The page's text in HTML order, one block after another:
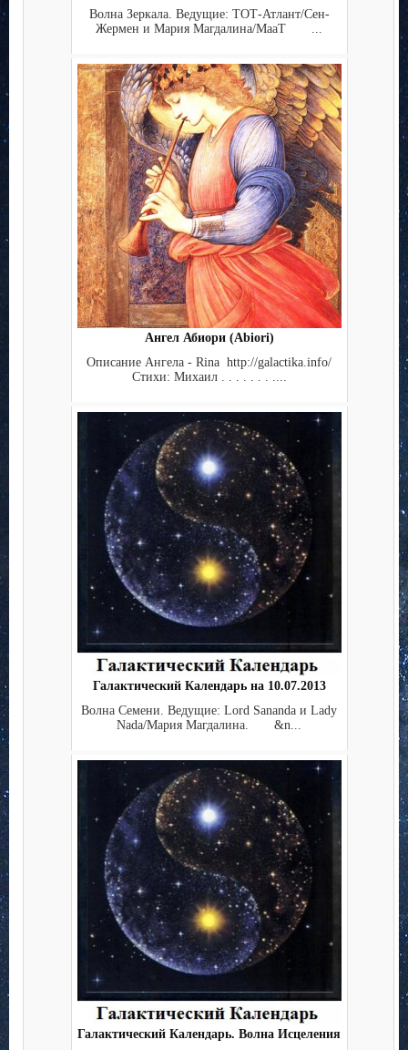
Волна Зеркала. Ведущие: ТОТ-Атлант/Сен-
Жермен и Мария Магдалина/МааТ ...
Ангел Абиори (Abiori)
Описание Ангела - Rina http://galactika.info/
Стихи: Михаил . . . . . . . ....
Галактический Календарь на 10.07.2013
Волна Семени. Ведущие: Lord Sananda и Lady
Nada/Мария Магдалина. &n...
Галактический Календарь. Волна Исцеления